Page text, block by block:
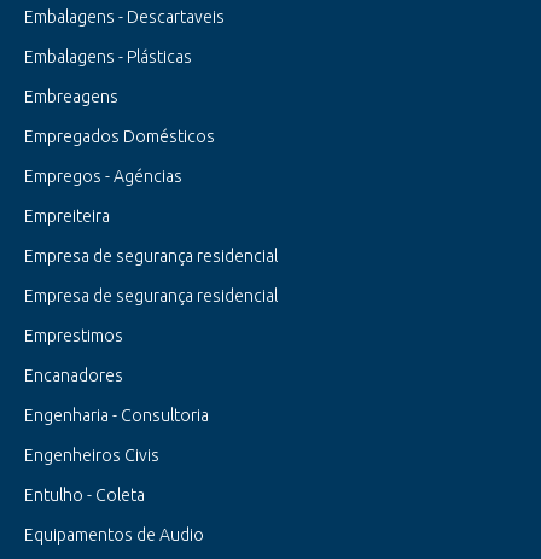
Embalagens - Descartaveis
Embalagens - Plásticas
Embreagens
Empregados Domésticos
Empregos - Agéncias
Empreiteira
Empresa de segurança residencial
Empresa de segurança residencial
Emprestimos
Encanadores
Engenharia - Consultoria
Engenheiros Civis
Entulho - Coleta
Equipamentos de Audio